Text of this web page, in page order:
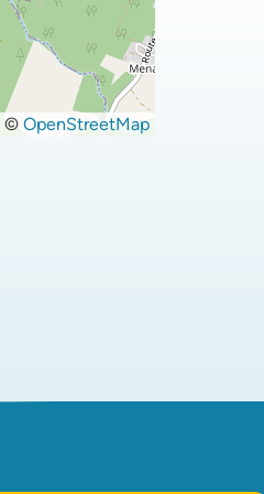
© OpenStreetMap